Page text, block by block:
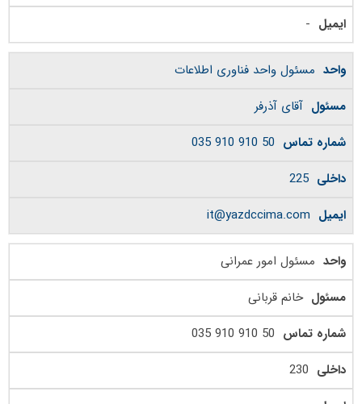
-
مسئول واحد فناوری اطلاعات
آقای آذرفر
50 910 910 035
225
it@yazdccima.com
مسئول امور عمرانی
خانم قربانی
50 910 910 035
230